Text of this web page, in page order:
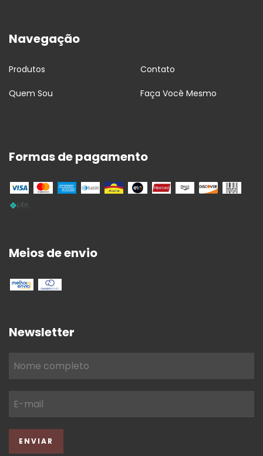
Navegação
Produtos Contato
Quem Sou Faça Você Mesmo
Formas de pagamento
Meios de envio
Newsletter